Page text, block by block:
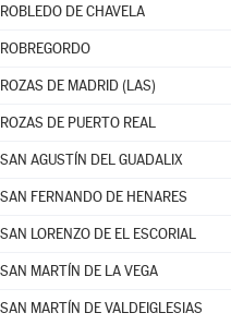
ROBLEDO DE CHAVELA
ROBREGORDO
ROZAS DE MADRID (LAS)
ROZAS DE PUERTO REAL
SAN AGUSTÍN DEL GUADALIX
SAN FERNANDO DE HENARES
SAN LORENZO DE EL ESCORIAL
SAN MARTÍN DE LA VEGA
SAN MARTÍN DE VALDEIGLESIAS